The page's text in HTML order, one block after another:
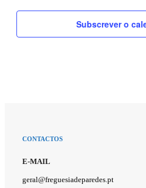
Subscrever o
CONTACTOS
E-MAIL
geral@freguesiadeparedes.pt